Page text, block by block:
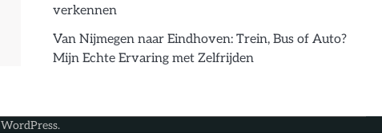
verkennen
Van Nijmegen naar Eindhoven: Trein, Bus of Auto?
Mijn Echte Ervaring met Zelfrijden
WordPress.